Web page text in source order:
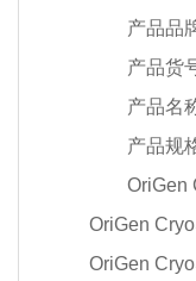
产品品
产品货
产品名
产品规
OriGen
OriGen
OriGen